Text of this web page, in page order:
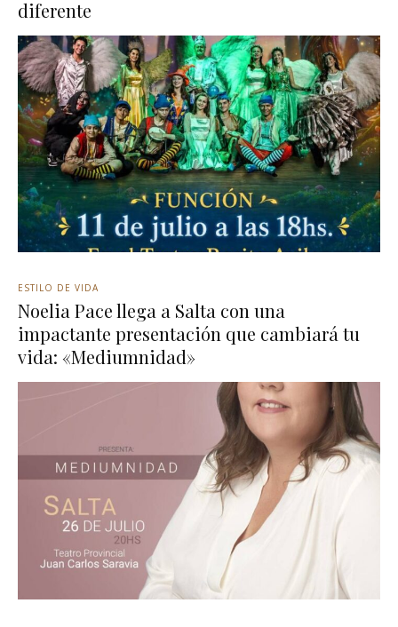
diferente
ESTILO DE VIDA
Noelia Pace llega a Salta con una
impactante presentación que cambiará tu
vida: «Mediumnidad»